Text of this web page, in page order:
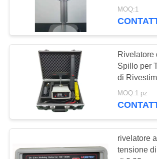
GIRO
DELLA
FABBRICA
CONTROLLO
DI
QUALITÀ
Calibro di
ultrasonico
durometro
MOQ:1
Rivelatore
Spillo per
di
di
Cavi,
MOQ:1 pz
rivelatore
tensione